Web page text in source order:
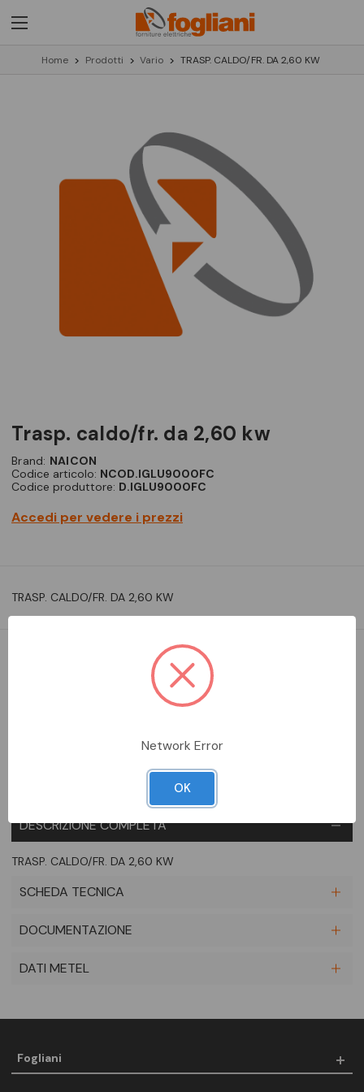
Home Prodotti Vario TRASP. CALDO/FR. DA 2,60 KW
trasp. caldo/fr. da 2,60 kw
Brand: NAICON
Codice articolo: NCOD.IGLU9000FC
Codice produttore: D.IGLU9000FC
Accedi per vedere i prezzi
TRASP. CALDO/FR. DA 2,60 KW
DESCRIZIONE COMPLETA
TRASP. CALDO/FR. DA 2,60 KW
SCHEDA TECNICA
DOCUMENTAZIONE
DATI METEL
Fogliani
Network Error
OK